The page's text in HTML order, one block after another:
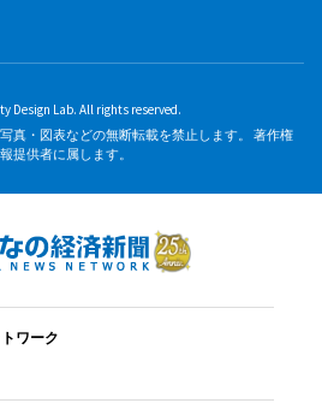
Design Lab. All rights reserved.
真・図表などの無断転載を禁止します。 著作権
提供者に属します。
ワーク